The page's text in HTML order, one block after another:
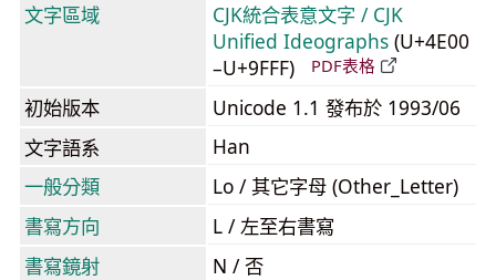
文字區域
CJK統合表意文字 / CJK
Unified Ideographs (U+4E00
–U+9FFF)
PDF表格
初始版本
Unicode 1.1 發布於 1993/06
文字語系
Han
一般分類
Lo / 其它字母 (Other_Letter)
書寫方向
L / 左至右書寫
書寫鏡射
N / 否